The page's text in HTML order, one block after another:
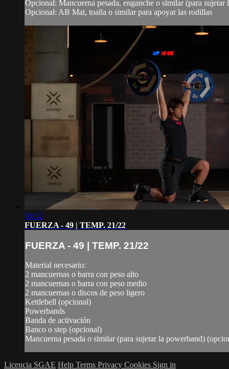
Opcional: Mancuerna pesada, enganche o similar (para sujetar
Opcional: AB Mat, toalla o similar para apoyar las rodillas
58:52
FUERZA - 49 | TEMP. 21/22
FUERZA - 49 | TEMP. 21/22
Material necesario:
2 mancuernas o barra con peso alto
2 mancuernas o barra con peso medio
2 mancuernas o discos de peso ligero
Kettlebell (opcional)
Powerbands
Banda de activación
Banco o step (opcional)
Mancuerna pesada o similar (para sujetar la powerband)
Licencia SGAE Help Terms Privacy Cookies Sign in